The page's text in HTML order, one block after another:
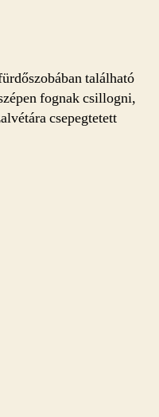
található
fognak csillogni,
csepegtetett